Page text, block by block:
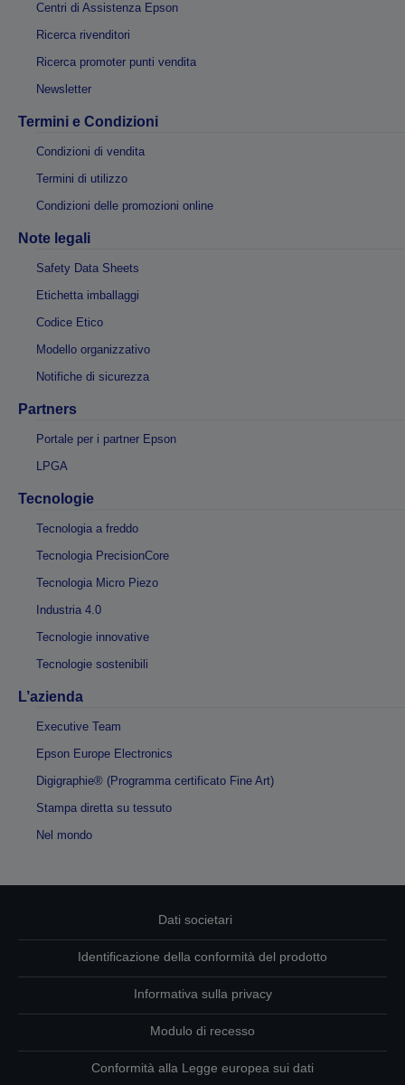
Centri di Assistenza Epson
Ricerca rivenditori
Ricerca promoter punti vendita
Newsletter
Termini e Condizioni
Condizioni di vendita
Termini di utilizzo
Condizioni delle promozioni online
Note legali
Safety Data Sheets
Etichetta imballaggi
Codice Etico
Modello organizzativo
Notifiche di sicurezza
Partners
Portale per i partner Epson
LPGA
Tecnologie
Tecnologia a freddo
Tecnologia PrecisionCore
Tecnologia Micro Piezo
Industria 4.0
Tecnologie innovative
Tecnologie sostenibili
L’azienda
Executive Team
Epson Europe Electronics
Digigraphie® (Programma certificato Fine Art)
Stampa diretta su tessuto
Nel mondo
Dati societari
Identificazione della conformità del prodotto
Informativa sulla privacy
Modulo di recesso
Conformità alla Legge europea sui dati